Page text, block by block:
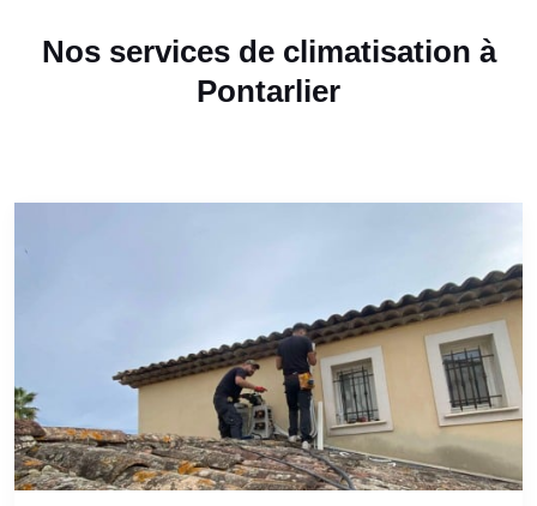
Nos services de climatisation à
Pontarlier